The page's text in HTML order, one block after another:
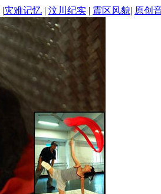
|灾难记忆 | 汶川纪实 | 震区风貌| 原创